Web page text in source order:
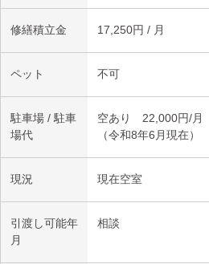
修繕積立金 17,250円 / 月
ペット 不可
駐車場 / 駐車
場代
空あり 22,000円/月
（令和8年6月現在）
現況 現在空室
引渡し可能年
月
相談